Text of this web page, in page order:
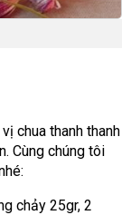
chua thanh thanh
Cùng chúng tôi
chảy 25gr, 2